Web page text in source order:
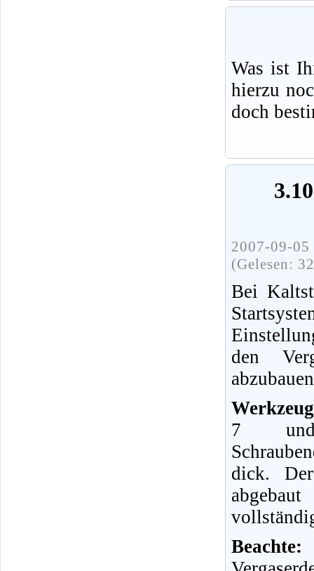
Was ist
hierzu
doch
2007-09-
(Gelesen:
Bei
den
7
dick.
Beachte: